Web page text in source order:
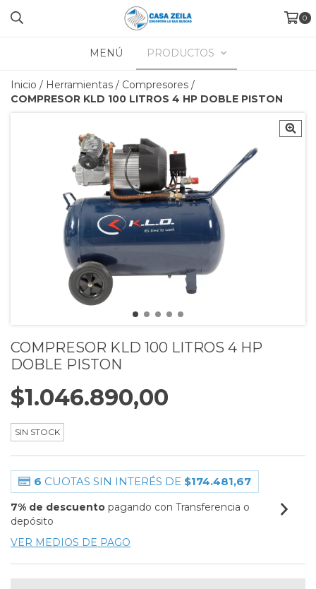
0
MENÚ PRODUCTOS
Inicio / Herramientas / Compresores /
COMPRESOR KLD 100 LITROS 4 HP DOBLE PISTON
COMPRESOR KLD 100 LITROS 4 HP
DOBLE PISTON
$1.046.890,00
SIN STOCK
6 CUOTAS SIN INTERÉS DE $174.481,67
7% de descuento pagando con Transferencia o
depósito
VER MEDIOS DE PAGO